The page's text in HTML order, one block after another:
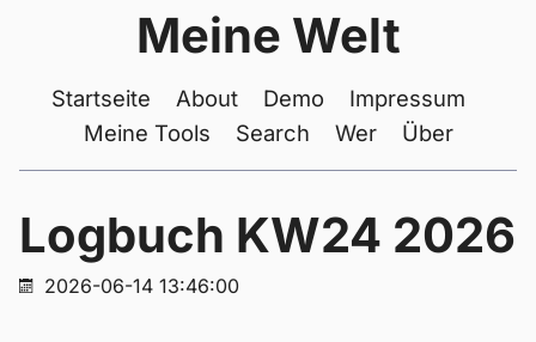
Meine Welt
Startseite About Demo
Impressum
Meine Tools
Search Wer Über
Logbuch KW24 2026
2026-06-14 13:46:00